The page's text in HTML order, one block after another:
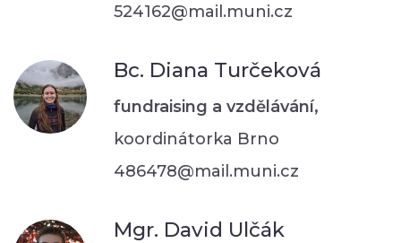
524162@mail.muni.cz
Bc. Diana Turčeková
fundraising a vzdělávání,
koordinátorka Brno
486478@mail.muni.cz
Mgr. David Ulčák